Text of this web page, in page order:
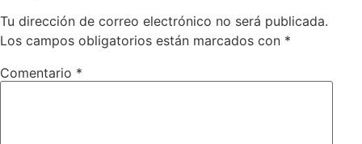
Tu dirección de correo electrónico no será publicada.
Los campos obligatorios están marcados con *
Comentario *